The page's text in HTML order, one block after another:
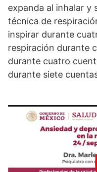
expanda al inhalar y
técnica de
inspirar durante
respiración durante
durante cuatro
durante siete